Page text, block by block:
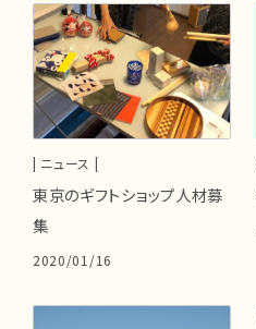
| ニュース |
東京のギフトショップ人材募
集
2020/01/16